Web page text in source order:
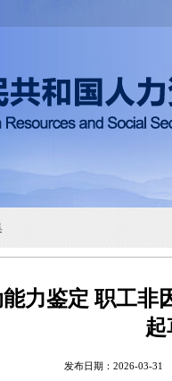
力鉴定 职工
起
发布日期：